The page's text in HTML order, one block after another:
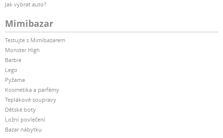
Jak vybrat auto?
Mimibazar
Testujte s Mimibazarem
Monster High
Barbie
Lego
Pyžama
Kosmetika a parfémy
Teplákové soupravy
Dětské boty
Ložní povlečení
Bazar nábytku